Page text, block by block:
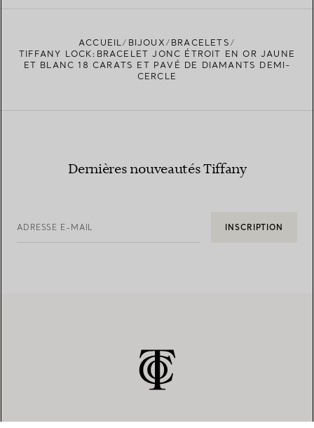
ACCUEIL BIJOUX
BRACELETS
TIFFANY LOCK:BRACELET JONC ÉTROIT EN OR JAUNE
ET BLANC 18 CARATS ET PAVÉ DE DIAMANTS DEMI-
CERCLE
Dernières nouveautés Tiffany
ADRESSE E-MAIL INSCRIPTION